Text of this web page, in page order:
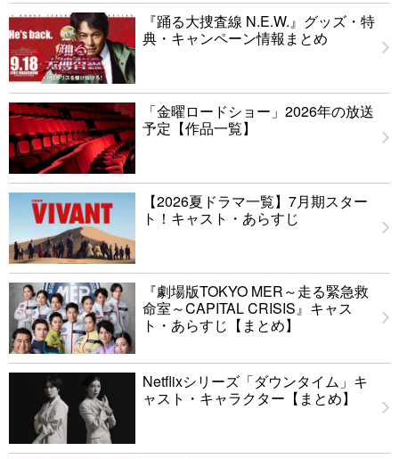
『踊る大捜査線 N.E.W.』グッズ・特
典・キャンペーン情報まとめ
「金曜ロードショー」2026年の放送
予定【作品一覧】
【2026夏ドラマ一覧】7月期スター
ト！キャスト・あらすじ
『劇場版TOKYO MER～走る緊急救
命室～CAPITAL CRISIS』キャス
ト・あらすじ【まとめ】
Netflixシリーズ「ダウンタイム」キ
ャスト・キャラクター【まとめ】